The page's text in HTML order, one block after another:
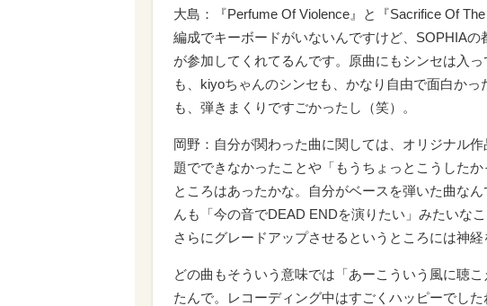
大島：『Perfume Of Violence』と『Sacrifice Of
編成でキーボードがいないんですけど、SOPHIA
が参加してくれてるんです。原曲にもシンセは入
も、kiyoちゃんのシンセも、かなり自由で面白か
も、弾きまくりですごかったし（笑）。
岡野：自分が関わった曲に関しては、オリジナル
題でできなかったことや「もうちょっとこうした
ところはあったかな。自分がベースを弾いた曲な
んも「今の音でDEAD ENDを演りたい」みたいな
さらにグレードアップさせるというところには神経
どの曲もそういう意味では「あーこういう風に聴
たんで。レコーディング中はすごくハッピーでした